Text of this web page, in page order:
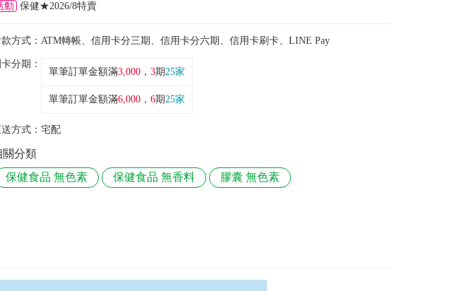
動 保健★2026/8特賣
方式： ATM轉帳、信用卡分三期、信用卡分六期、信用卡刷卡、LINE Pay
分期：
單筆訂單金額滿3,000 ， 3期25家
單筆訂單金額滿6,000 ， 6期25家
方式： 宅配
關分類
保健食品 無色素
保健食品 無香料 膠囊 無色素